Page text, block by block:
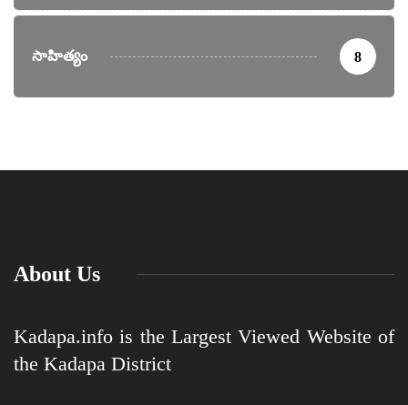
సాహిత్యం 8
About Us
Kadapa.info is the Largest Viewed Website of
the Kadapa District